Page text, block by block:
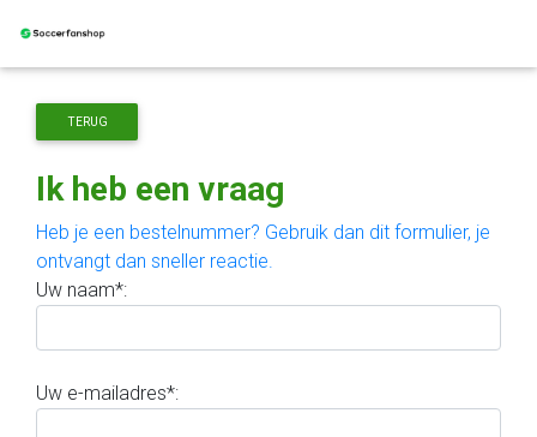
TERUG
Ik heb een vraag
Heb je een bestelnummer? Gebruik dan dit formulier, je
ontvangt dan sneller reactie.
Uw naam*:
Uw e-mailadres*: